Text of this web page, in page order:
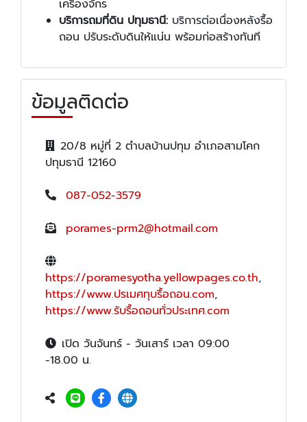
เครื่องจักร
บริการถมที่ดิน ปทุมธานี: บริการต่อเนื่องหลังรื้อ
ถอน ปรับระดับดินให้แน่น พร้อมก่อสร้างทันที
ข้อมูลติดต่อ
20/8 หมู่ที่ 2 ตำบลบ้านปทุม อำเภอสามโคก
ปทุมธานี 12160
087-052-3579
porames-prm2@hotmail.com
https://poramesyotha.yellowpages.co.th,
https://www.ปรเมศทุบรื้อถอน.com,
https://www.รับรื้อถอนทั่วประเทศ.com
เปิด วันจันทร์ - วันเสาร์ เวลา 09:00
-18.00 น.